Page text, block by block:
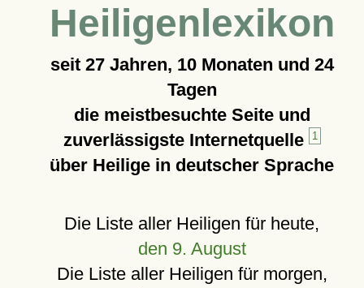
Heiligenlexikon
seit 27 Jahren, 10 Monaten und 24
Tagen
die meistbesuchte Seite und
zuverlässigste Internetquelle
1
über Heilige in deutscher Sprache
Die Liste aller Heiligen für heute,
den 9. August
Die Liste aller Heiligen für morgen,